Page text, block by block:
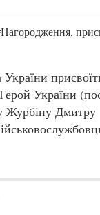
України
Журбіну Дмитру